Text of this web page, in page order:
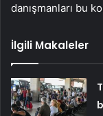
danışmanları bu
İlgili Makaleler